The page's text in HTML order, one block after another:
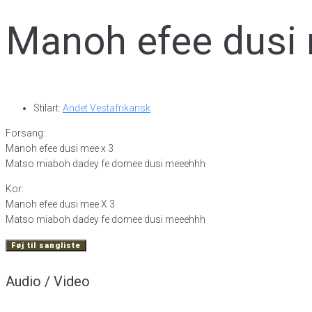
Manoh efee dusi
Stilart: Andet Vestafrikansk
Forsang:
Manoh efee dusi mee x 3
Matso miaboh dadey fe domee dusi meeehhh
Kor:
Manoh efee dusi mee X 3
Matso miaboh dadey fe domee dusi meeehhh
Føj til sangliste
Audio / Video